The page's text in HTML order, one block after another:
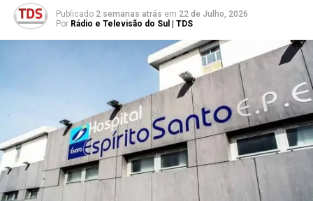
Publicado 2 semanas atrás em 22 de Julho, 2026
Por Rádio e Televisão do Sul | TDS